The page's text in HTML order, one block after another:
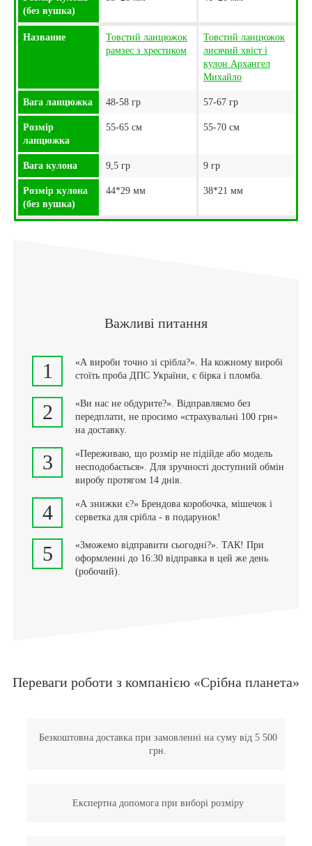
(без вушка)
Название
Товстий ланцюжок
рамзес з хрестиком
Товстий ланцюжок
лисячий хвіст і
кулон Архангел
Михайло
Вага ланцюжка 48-58 гр 57-67 гр
Розмір
ланцюжка
55-65 см 55-70 см
Вага кулона 9,5 гр 9 гр
Розмір кулона
(без вушка)
44*29 мм 38*21 мм
Важливі питання
1
«А вироби точно зі срібла?». На кожному виробі
стоїть проба ДПС України, є бірка і пломба.
2
«Ви нас не обдурите?». Відправляємо без
передплати, не просимо «страхувальні 100 грн»
на доставку.
3
«Переживаю, що розмір не підійде або модель
несподобається». Для зручності доступний обмін
виробу протягом 14 днів.
4
«А знижки є?» Брендова коробочка, мішечок і
серветка для срібла - в подарунок!
5
«Зможемо відправити сьогодні?». ТАК! При
оформленні до 16:30 відправка в цей же день
(робочий).
Переваги роботи з компанією «Срібна планета»
Безкоштовна доставка при замовленні на суму від 5 500
грн.
Експертна допомога при виборі розміру